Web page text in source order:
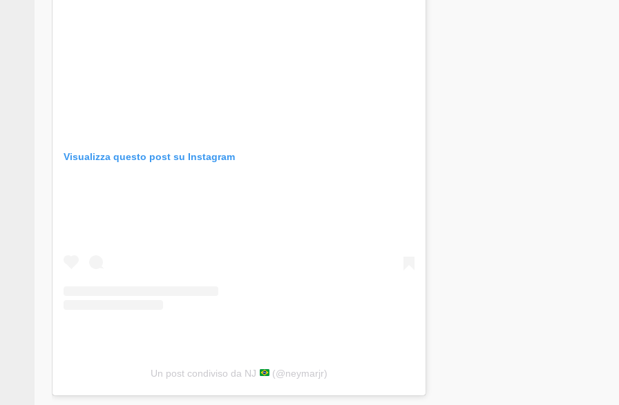
Visualizza questo post su Instagram
Un post condiviso da NJ (@neymarjr)